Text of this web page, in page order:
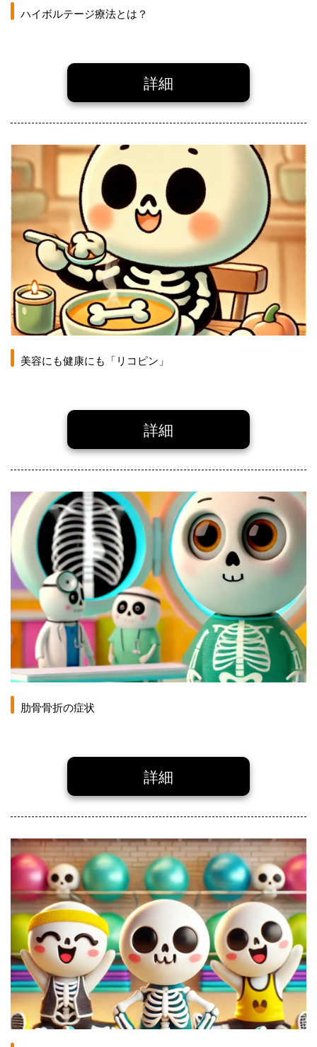
ハイボルテージ療法とは？
詳細
美容にも健康にも「リコピン」
詳細
肋骨骨折の症状
詳細